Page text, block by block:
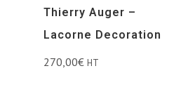
Thierry Auger –
Lacorne Decoration
270,00€ HT